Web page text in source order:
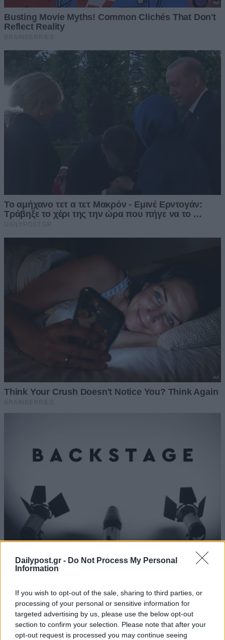
Dailypost.gr - Do Not Process My Personal
Information
If you wish to opt-out of the sale, sharing to third parties, or
processing of your personal or sensitive information for
targeted advertising by us, please use the below opt-out
section to confirm your selection. Please note that after your
opt-out request is processed you may continue seeing